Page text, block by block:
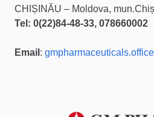
CHIȘINĂU – Moldova,
Tel: 0(22)84-48-33, 078660002
Email :